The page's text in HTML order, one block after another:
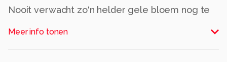
Nooit verwacht zo'n helder gele bloem nog te
zat rustig in de bloem; en dat was een mooie
bonus. Dankzij de Tamron 18-200 mm kon ik op
Meer info tonen